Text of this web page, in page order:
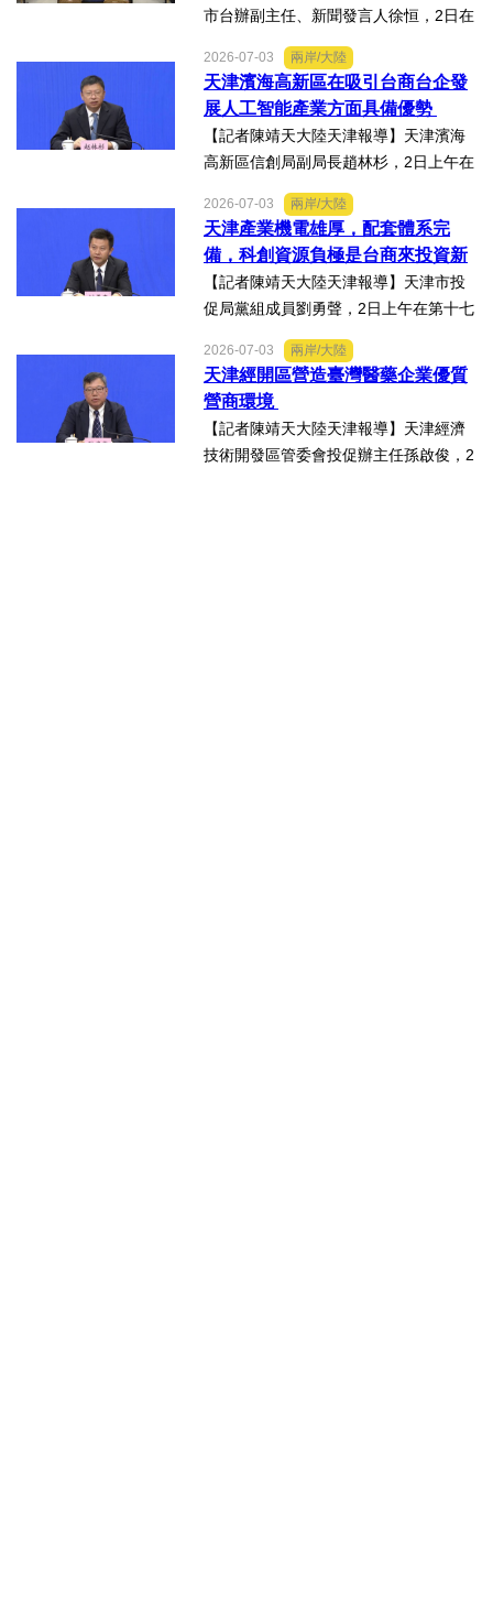
市台辦副主任、新聞發言人徐恒，2日在
第十七屆津台投資合作洽談會新聞發佈
會上表示，津台投資合作洽談會，從200
8年至今已成功舉辦16屆，津台會已成為
兩岸重要的經貿交流合...
2026-07-03 兩岸/大陸
天津濱海高新區在吸引台商台企發
展人工智能產業方面具備優勢
【記者陳靖天大陸天津報導】天津濱海
高新區信創局副局長趙林杉，2日上午在
第十七屆津台投資合作洽談會新聞發佈
會上，針對吸引臺商臺企來津發展人工
智能產業方面具備優勢表示，高新區作
為國家自主創新示範區，也...
2026-07-03 兩岸/大陸
天津產業機電雄厚，配套體系完
備，科創資源負極是台商來投資新
業的理想沃土
【記者陳靖天大陸天津報導】天津市投
促局黨組成員劉勇聲，2日上午在第十七
屆津台投資合作洽談會新聞發佈會上回
答記者提問關於天津在產業發展方面有
哪些突出優勢，目前台資企業在天津的
融合情況，未來還有哪些...
2026-07-03 兩岸/大陸
天津經開區營造臺灣醫藥企業優質
營商環境
【記者陳靖天大陸天津報導】天津經濟
技術開發區管委會投促辦主任孫啟俊，2